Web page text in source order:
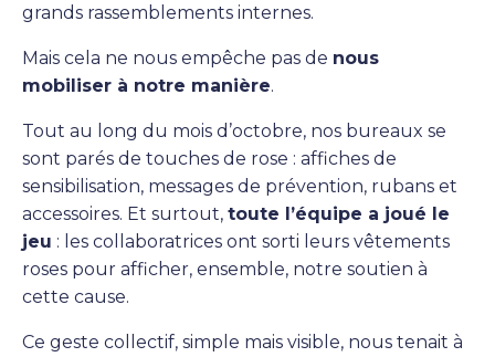
grands rassemblements internes.
Mais cela ne nous empêche pas de nous
mobiliser à notre manière.
Tout au long du mois d’octobre, nos bureaux se
sont parés de touches de rose : affiches de
sensibilisation, messages de prévention, rubans et
accessoires. Et surtout, toute l’équipe a joué le
jeu : les collaboratrices ont sorti leurs vêtements
roses pour afficher, ensemble, notre soutien à
cette cause.
Ce geste collectif, simple mais visible, nous tenait à